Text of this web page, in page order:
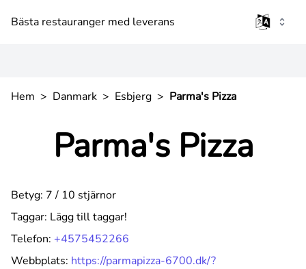
Bästa restauranger med leverans
Hem > Danmark > Esbjerg > Parma's Pizza
Parma's Pizza
Betyg: 7 / 10 stjärnor
Taggar: Lägg till taggar!
Telefon: +4575452266
Webbplats: https://parmapizza-6700.dk/?